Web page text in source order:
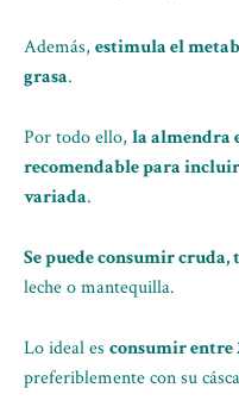
Además, estimula el
grasa.
Por todo ello, la almendra
recomendable para
variada.
Se puede consumir cruda,
leche o mantequilla.
Lo ideal es consumir entre
preferiblemente con su